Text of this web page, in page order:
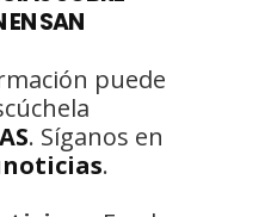
SAN
puede
. Síganos en
.